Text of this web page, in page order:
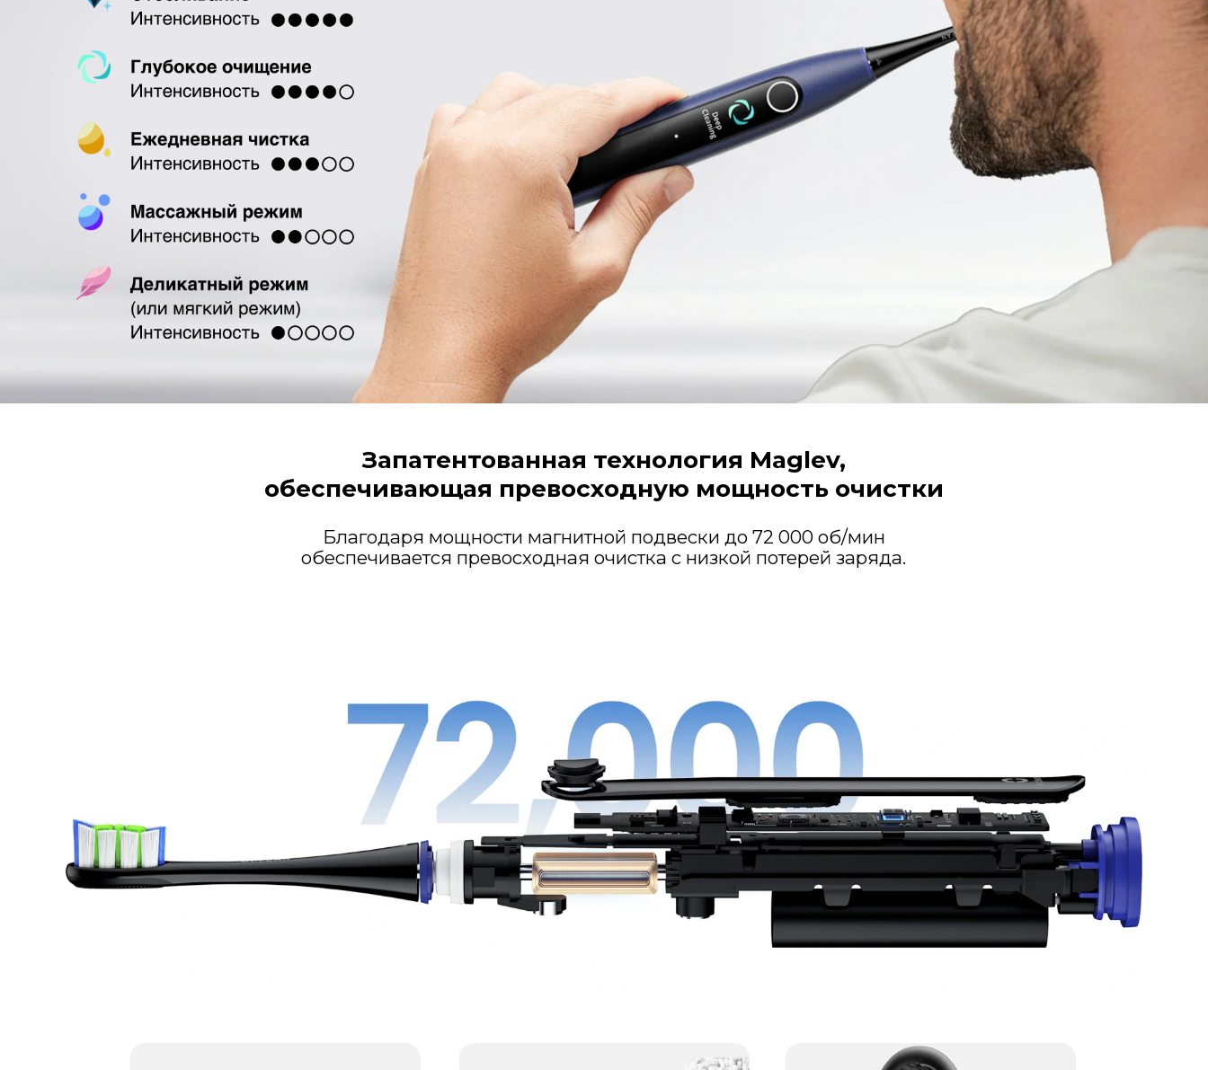
Запатентованная технология Maglev,
обеспечивающая превосходную мощность очистки
Благодаря мощности магнитной подвески до 72 000 об/мин
обеспечивается превосходная очистка с низкой потерей заряда.